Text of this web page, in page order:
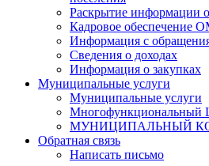
Раскрытие информации
Кадровое обеспечение
Информация с
Сведения о доходах
Информация о закупках
Муниципальные услуги
Муниципальные услуги
Многофункциональный
МУНИЦИПАЛЬНЫЙ
Обратная связь
Написать письмо